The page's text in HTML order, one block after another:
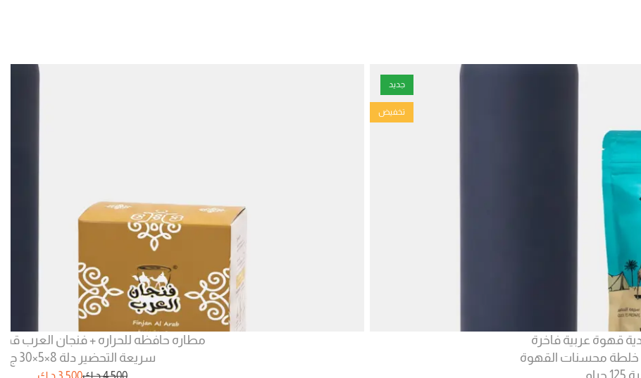
جديد
تخفيض
قهوة عربية فاخرة
250 جرام + خلطة محسنات القهوة
مطاره حافظه للحراره + فنجان العرب
سريعة التحضير دلة 8×5×30 ج
4.500د.ك3.500 د.ك